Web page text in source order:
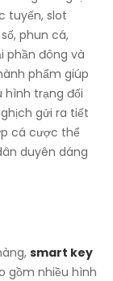
tuyến, slot
phun cá,
phần đông và
phẩm giúp
hình trạng đối
gửi ra tiết
cá cược thể
duyên dáng
smart key
gồm nhiều hình